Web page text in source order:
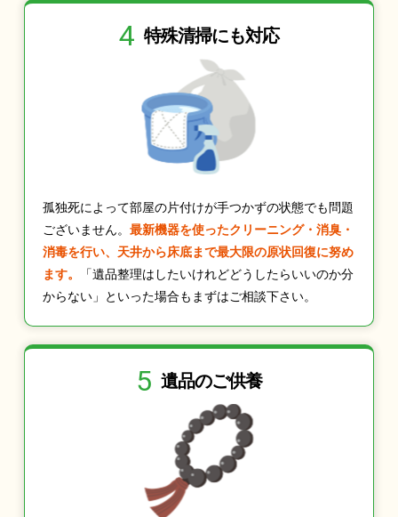
4 特殊清掃にも対応
孤独死によって部屋の片付けが手つかずの状態でも問題
ございません。 最新機器を使ったクリーニング・消臭・
消毒を行い、天井から床底まで最大限の原状回復に努め
ます。
「遺品整理はしたいけれどどうしたらいいのか分
からない」といった場合もまずはご相談下さい。
5 遺品のご供養